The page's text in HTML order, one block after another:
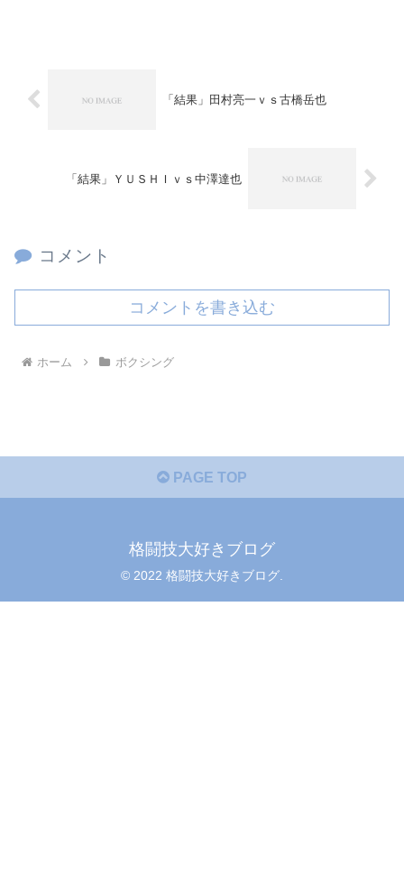
「結果」田村亮一ｖｓ古橋岳也
「結果」ＹＵＳＨＩｖｓ中澤達也
コメント
コメントを書き込む
ホーム ボクシング
PAGE TOP
格闘技大好きブログ
© 2022 格闘技大好きブログ.